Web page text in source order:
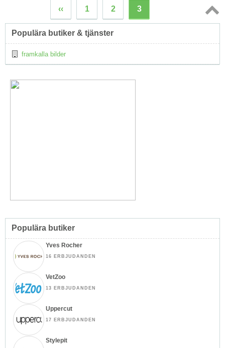
‹‹ 1 2 3
Topp
Populära butiker & tjänster
framkalla bilder
Populära butiker
Yves Rocher
16 ERBJUDANDEN
VetZoo
13 ERBJUDANDEN
Uppercut
17 ERBJUDANDEN
Stylepit